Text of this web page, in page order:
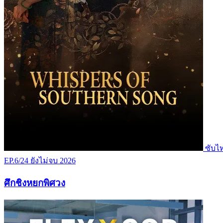
ซับไ
EP.6/24 ยังไม่จบ 2026
ศึกชิงหยกพิศวง